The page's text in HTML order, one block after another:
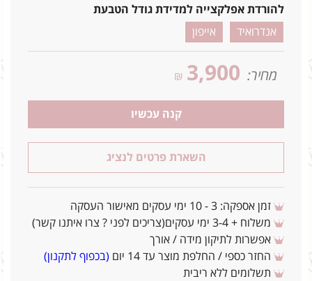
להורדת אפלקצייה למדידת גודל הטבעת
אנדרואיד
אייפון
מחיר: 3,900
₪
קנה עכשיו
השארת פרטים לנציג
זמן אספקה: 3 - 10 ימי עסקים מאישור העסקה
משלוח + 3-4 ימי עסקים(צריכים לפני ? צרו איתנו קשר)
אפשרות לתיקון מידה / אורך
החזר כספי / החלפת מוצר עד 14 יום
(בכפוף לתקנון)
תשלומים ללא ריבית